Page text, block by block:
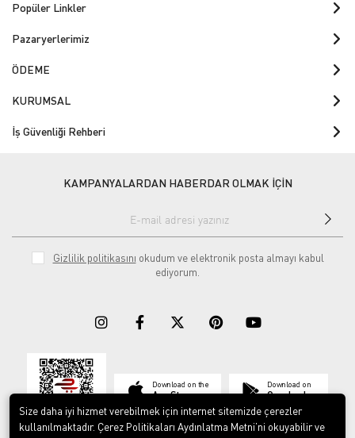
Popüler Linkler
Pazaryerlerimiz
ÖDEME
KURUMSAL
İş Güvenliği Rehberi
KAMPANYALARDAN HABERDAR OLMAK İÇİN
Gizlilik politikasını okudum ve elektronik posta almayı kabul
ediyorum.
Download on the
App Store
Download on
Google play
Size daha iyi hizmet verebilmek için internet sitemizde çerezler
kullanılmaktadır. Çerez Politikaları Aydınlatma Metni’ni okuyabilir ve